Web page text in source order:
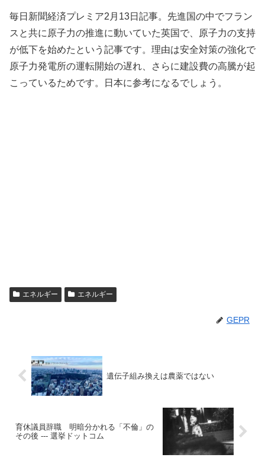
毎日新聞経済プレミア2月13日記事。先進国の中でフラン
スと共に原子力の推進に動いていた英国で、原子力の支持
が低下を始めたという記事です。理由は安全対策の強化で
原子力発電所の運転開始の遅れ、さらに建設費の高騰が起
こっているためです。日本に参考になるでしょう。
エネルギー エネルギー
GEPR
遺伝子組み換えは農薬ではない
育休議員辞職 明暗分かれる「不倫」の
その後 --- 選挙ドットコム